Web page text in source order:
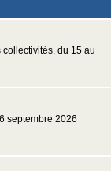
du 15 au
septembre 2026